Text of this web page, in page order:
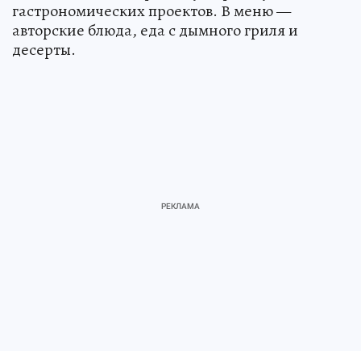
гастрономических проектов. В меню —
авторские блюда, еда с дымного гриля и
десерты.